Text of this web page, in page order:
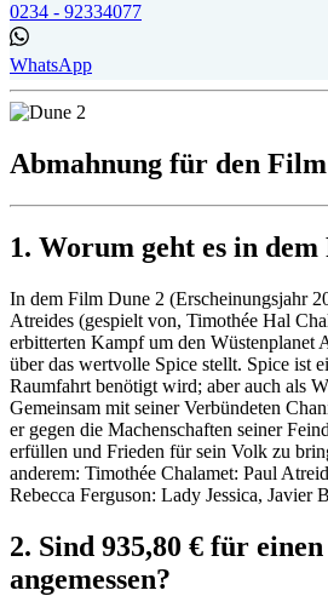
0234 - 92334077
WhatsApp
Abmahnung für den
1. Worum geht es in
In dem Film Dune 2 (Erscheinungsjahr
Atreides (gespielt von, Timothée Hal
erbitterten Kampf um den Wüstenplanet
über das wertvolle Spice stellt. Spice ist
Raumfahrt benötigt wird; aber auch als
Gemeinsam mit seiner Verbündeten
er gegen die Machenschaften seiner
erfüllen und Frieden für sein Volk zu
anderem: Timothée Chalamet: Paul
Rebecca Ferguson: Lady Jessica, Javier
2. Sind 935,80 € für
angemessen?